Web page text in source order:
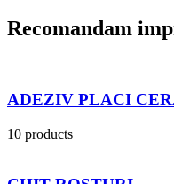
Recomandam
ADEZIV PLACI
10 products